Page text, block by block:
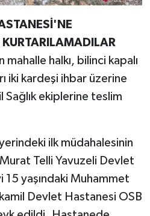
mahalle halkı, bilinci kapalı
iki kardeşi ihbar üzerine
Sağlık ekiplerine teslim
ilk müdahalesinin
Murat Telli Yavuzeli Devlet
yaşındaki Muhammet
Devlet Hastanesi OSB